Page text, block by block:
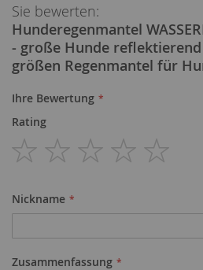
Sie bewerten:
Hunderegenmantel
- große Hunde
größen Regenmantel für
Ihre Bewertung
Rating
Nickname
Zusammenfassung